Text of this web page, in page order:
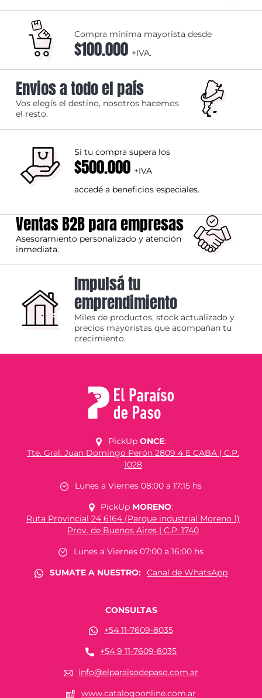
Compra mínima mayorista desde
$100.000 +IVA.
Envios a todo el país
Vos elegís el destino, nosotros hacemos
el resto.
Si tu compra supera los
$500.000 +IVA
accedé a beneficios especiales.
Ventas B2B para empresas
Asesoramiento personalizado y atención
inmediata.
Impulsá tu
emprendimiento
Miles de productos, stock actualizado y
precios mayoristas que acompañan tu
crecimiento.
PickUp ONCE:
Tte. Gral. Juan Domingo Perón 2809 4 E CABA | C.P.
1028
Lunes a Viernes 08:00 a 17:15 hs
PickUp MORENO:
Ruta Provincial 24 6164 (Parque industrial Moreno 1)
Prov. de Buenos Aires | C.P. 1740
Lunes a Viernes 07:00 a 16:00 hs
SUMATE A NUESTRO:
Canal de WhatsApp
CONSULTAS
+54 11-7609-8035
+54 9 11-7609-8035
info@elparaisodepaso.com.ar
www.catalogoonline.com.ar